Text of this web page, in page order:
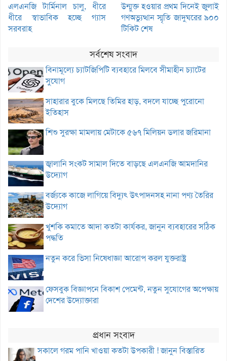
এলএনজি টার্মিনাল চালু, ধীরে
ধীরে স্বাভাবিক হচ্ছে গ্যাস
সরবরাহ
উন্মুক্ত হওয়ার প্রথম দিনেই জুলাই
গণঅভ্যুত্থান স্মৃতি জাদুঘরের ৯০০
টিকিট শেষ
সর্বশেষ সংবাদ
বিনামূল্যে চ্যাটজিপিটি ব্যবহারে মিলবে সীমাহীন চ্যাটের
সুযোগ
সাহারার বুকে মিলছে তিমির হাড়, বদলে যাচ্ছে পুরোনো
ইতিহাস
শিশু সুরক্ষা মামলায় মেটাকে ৫৬৭ মিলিয়ন ডলার জরিমানা
জ্বালানি সংকট সামাল দিতে বাড়ছে এলএনজি আমদানির
উদ্যোগ
বর্জ্যকে কাজে লাগিয়ে বিদ্যুৎ উৎপাদনসহ নানা পণ্য তৈরির
উদ্যোগ
খুশকি কমাতে আদা কতটা কার্যকর, জানুন ব্যবহারের সঠিক
পদ্ধতি
নতুন করে ভিসা নিষেধাজ্ঞা আরোপ করল যুক্তরাষ্ট্র
ফেসবুক বিজ্ঞাপনে বিকাশ পেমেন্ট, নতুন সুযোগের অপেক্ষায়
দেশের উদ্যোক্তারা
প্রধান সংবাদ
সকালে গরম পানি খাওয়া কতটা উপকারী ! জানুন বিস্তারিত